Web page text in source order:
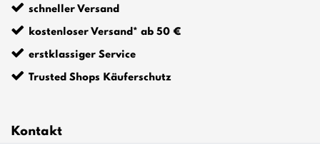
schneller Versand
kostenloser Versand* ab 50 €
erstklassiger Service
Trusted Shops Käuferschutz
Kontakt